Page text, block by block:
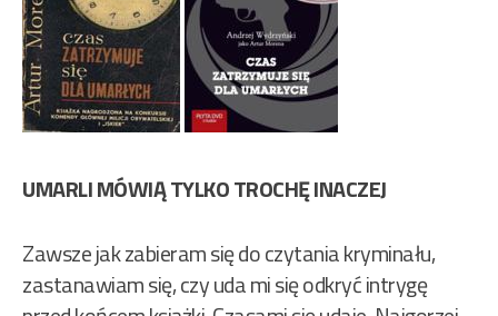
UMARLI MÓWIĄ TYLKO TROCHĘ INACZEJ
Zawsze jak zabieram się do czytania kryminału,
zastanawiam się, czy uda mi się odkryć intrygę